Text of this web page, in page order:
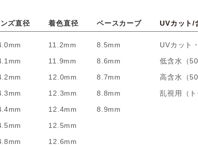
ズ直径 着色直径
11.2mm
11.9mm
12.0mm
12.3mm
12.4mm
12.5mm
12.6mm
ベースカーブ
8.5mm
8.6mm
8.7mm
8.8mm
8.9mm
UVカット/
UVカット
低含水（
高含水（
乱視用（